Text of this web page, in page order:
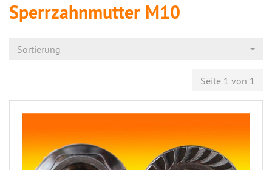
Sperrzahnmutt​er M10
Sortierung
Seite 1 von 1